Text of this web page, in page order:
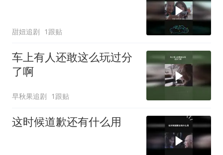
甜妞追剧 1跟贴
车上有人还敢这么玩过分
了啊
早秋果追剧 1跟贴
这时候道歉还有什么用